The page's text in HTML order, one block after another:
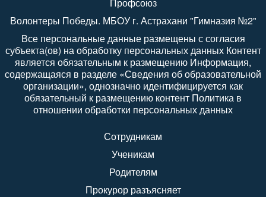
Волонтеры Победы. МБОУ г. Астрахани "Гимназия №2"
Все персональные данные размещены с согласия
субъекта(ов) на обработку персональных данных Контент
является обязательным к размещению Информация,
содержащаяся в разделе «Сведения об образовательной
организации», однозначно идентифицируется как
обязательный к размещению контент Политика в
отношении обработки персональных данных
Сотрудникам
Ученикам
Родителям
Прокурор разъясняет